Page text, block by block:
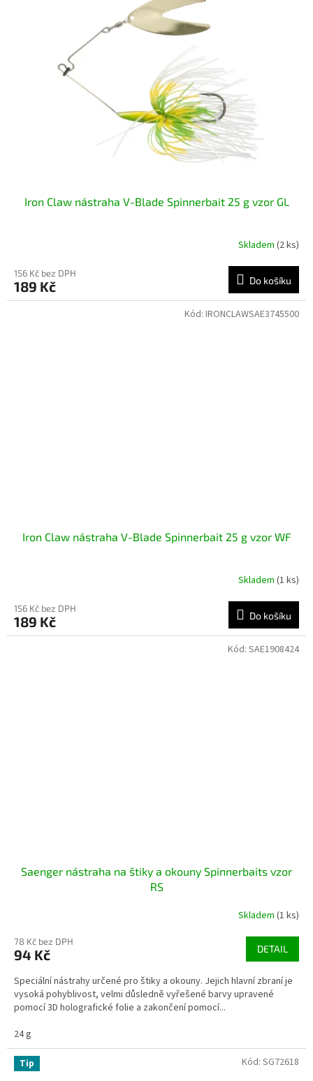
Iron Claw nástraha V-Blade Spinnerbait 25 g vzor GL
Skladem (2 ks)
156 Kč bez DPH
189 Kč Do košíku
Iron Claw nástraha V-Blade Spinnerbait 25 g vzor WF
Skladem (1 ks)
156 Kč bez DPH
189 Kč Do košíku
Kód: IRONCLAWSAE3745500
Saenger nástraha na štiky a okouny Spinnerbaits vzor
RS
Skladem (1 ks)
78 Kč bez DPH
94 Kč DETAIL
Speciální nástrahy určené pro štiky a okouny. Jejich hlavní zbraní je
vysoká pohyblivost, velmi důsledně vyřešené barvy upravené
pomocí 3D holografické folie a zakončení pomocí...
24 g
Kód: SAE1908424
Tip Kód: SG72618